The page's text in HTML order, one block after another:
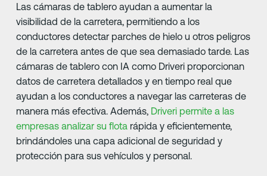
Las cámaras de tablero ayudan a aumentar la
visibilidad de la carretera, permitiendo a los
conductores detectar parches de hielo u otros peligros
de la carretera antes de que sea demasiado tarde. Las
cámaras de tablero con IA como Driveri proporcionan
datos de carretera detallados y en tiempo real que
ayudan a los conductores a navegar las carreteras de
manera más efectiva. Además, Driveri permite a las
empresas analizar su flotarápida y eficientemente,
brindándoles una capa adicional de seguridad y
protección para sus vehículos y personal.